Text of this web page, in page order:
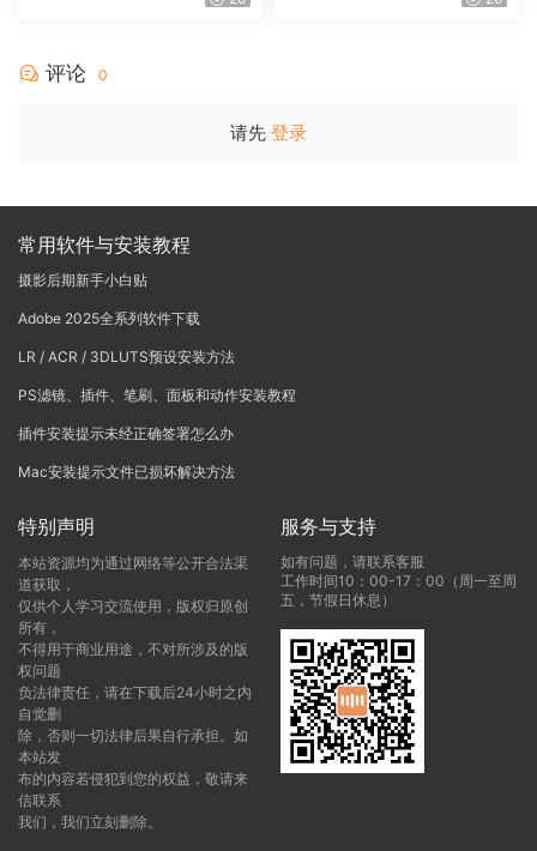
评论 0
请先 登录
常用软件与安装教程
摄影后期新手小白贴
Adobe 2025全系列软件下载
LR / ACR / 3DLUTS预设安装方法
PS滤镜、插件、笔刷、面板和动作安装教程
插件安装提示未经正确签署怎么办
Mac安装提示文件已损坏解决方法
特别声明
本站资源均为通过网络等公开合法渠
道获取，
仅供个人学习交流使用，版权归原创
所有，
不得用于商业用途，不对所涉及的版
权问题
负法律责任，请在下载后24小时之内
自觉删
除，否则一切法律后果自行承担。如
本站发
布的内容若侵犯到您的权益，敬请来
信联系
我们，我们立刻删除。
服务与支持
如有问题，请联系客服
工作时间10：00-17：00（周一至周
五，节假日休息）